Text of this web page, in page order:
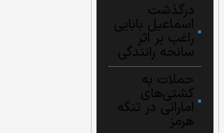
درگذشت
اسماعیل بابایی
راغب بر اثر
سانحه رانندگی
حملات به
کشتی‌های
اماراتی در تنگه
هرمز